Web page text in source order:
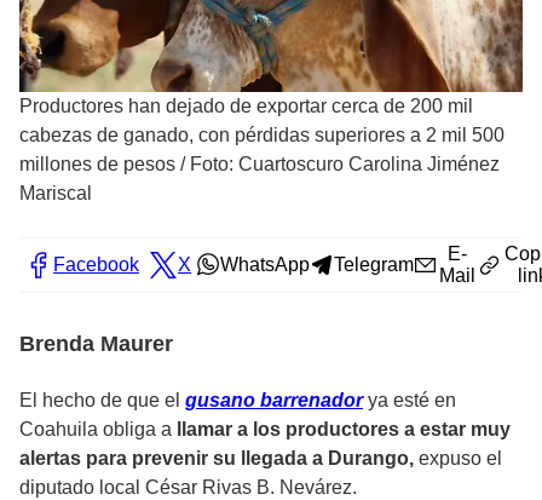
Productores han dejado de exportar cerca de 200 mil
cabezas de ganado, con pérdidas superiores a 2 mil 500
millones de pesos / Foto: Cuartoscuro Carolina Jiménez
Mariscal
Facebook X WhatsApp Telegram
E-
Mail
Brenda Maurer
El hecho de que el gusano barrenadorya esté en
Coahuila obliga a
llamar a los productores a estar muy
alertas para prevenir su llegada a Durango, expuso el
diputado local César Rivas B. Nevárez.